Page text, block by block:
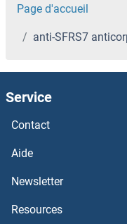
Page d'accueil
anti-SFRS7
Service
Contact
Aide
Newsletter
Resources